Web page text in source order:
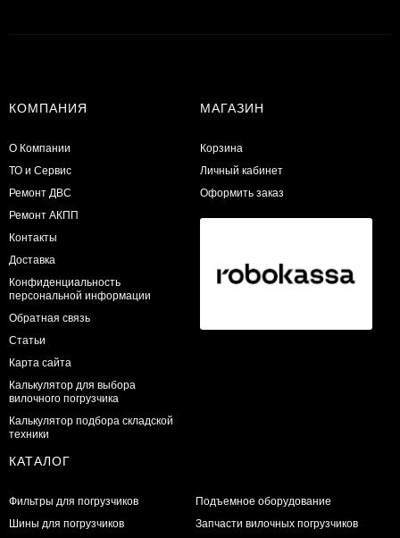
КОМПАНИЯ
О Компании
ТО и Сервис
​Ремонт ДВС
Ремонт АКПП
Контакты
Доставка
Конфиденциальность
персональной информации
Обратная связь
Статьи
Карта сайта
Калькулятор для выбора
вилочного погрузчика
Калькулятор подбора складской
техники
МАГАЗИН
Корзина
Личный кабинет
Оформить заказ
КАТАЛОГ
Фильтры для погрузчиков
Шины для погрузчиков
Подъемное оборудование
Запчасти вилочных погрузчиков